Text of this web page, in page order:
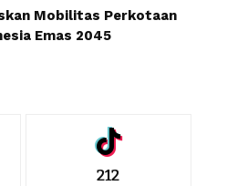
Mobilitas Perkotaan
Emas 2045
212